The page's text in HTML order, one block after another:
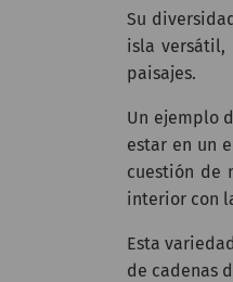
Su
isla versátil,
paisajes.
Un ejemplo
estar en un
cuestión de
interior con
Esta
de cadenas